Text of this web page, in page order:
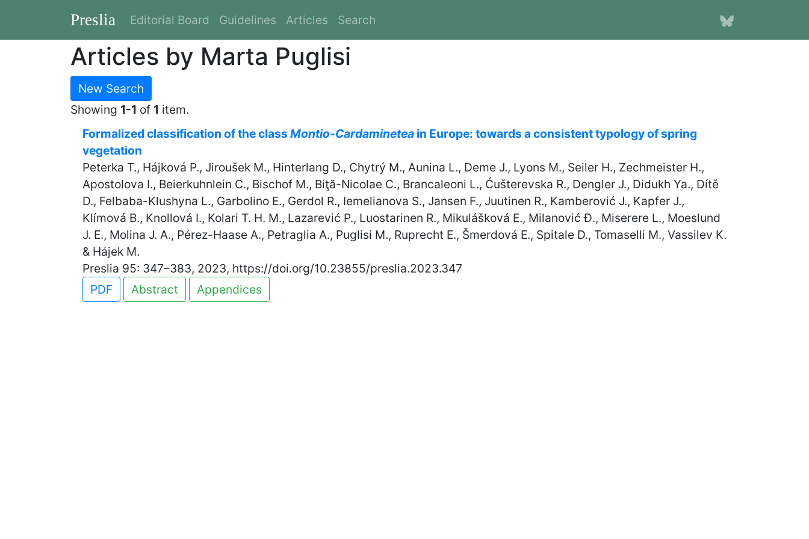
Preslia Editorial Board Guidelines Articles Search
Articles by Marta Puglisi
New Search
Showing 1-1 of 1 item.
Formalized classification of the class Montio-Cardaminetea in Europe: towards a consistent typology of spring
vegetation
Peterka T., Hájková P., Jiroušek M., Hinterlang D., Chytrý M., Aunina L., Deme J., Lyons M., Seiler H., Zechmeister H.,
Apostolova I., Beierkuhnlein C., Bischof M., Biţă-Nicolae C., Brancaleoni L., Ćušterevska R., Dengler J., Didukh Ya., Dítě
D., Felbaba-Klushyna L., Garbolino E., Gerdol R., Iemelianova S., Jansen F., Juutinen R., Kamberović J., Kapfer J.,
Klímová B., Knollová I., Kolari T. H. M., Lazarević P., Luostarinen R., Mikulášková E., Milanović Đ., Miserere L., Moeslund
J. E., Molina J. A., Pérez-Haase A., Petraglia A., Puglisi M., Ruprecht E., Šmerdová E., Spitale D., Tomaselli M., Vassilev K.
& Hájek M.
Preslia 95: 347–383, 2023, https://doi.org/10.23855/preslia.2023.347
PDF
Abstract Appendices